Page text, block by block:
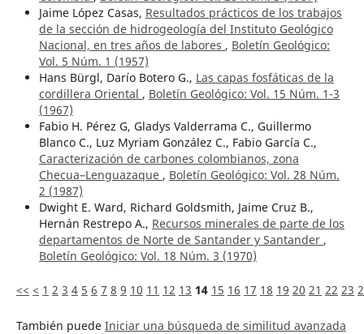
Jaime López Casas, Resultados prácticos de los trabajos
de la sección de hidrogeología del Instituto Geológico
Nacional, en tres años de labores , Boletín Geológico:
Vol. 5 Núm. 1 (1957)
Hans Bürgl, Darío Botero G., Las capas fosfáticas de la
cordillera Oriental , Boletín Geológico: Vol. 15 Núm. 1-3
(1967)
Fabio H. Pérez G, Gladys Valderrama C., Guillermo
Blanco C., Luz Myriam González C., Fabio García C.,
Caracterización de carbones colombianos, zona
Checua–Lenguazaque , Boletín Geológico: Vol. 28 Núm.
2 (1987)
Dwight E. Ward, Richard Goldsmith, Jaime Cruz B.,
Hernán Restrepo A., Recursos minerales de parte de los
departamentos de Norte de Santander y Santander ,
Boletín Geológico: Vol. 18 Núm. 3 (1970)
<< < 1 2 3 4 5 6 7 8 9 10 11 12 13 14 15 16 17 18 19 20 21 22 23
También puede Iniciar una búsqueda de similitud avanzada